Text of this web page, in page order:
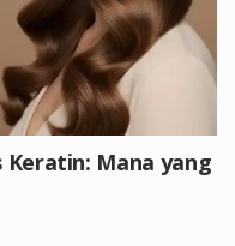
Keratin: Mana yang